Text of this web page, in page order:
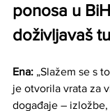
ponosa u
doživljavaš
Ena: „Slažem se s
je otvorila vrata za
događaje –